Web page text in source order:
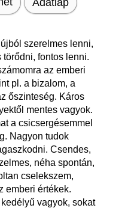
szerelmes lenni,
törődni, fontos lenni.
az emberi
pl. a bizalom, a
őszinteség. Káros
mentes vagyok.
a csicsergésemmel
Nagyon tudok
Csendes,
néha spontán,
cselekszem,
emberi értékek.
vagyok, sokat